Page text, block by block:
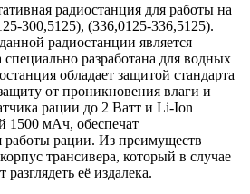
радиостанция для работы на
300,5125), (336,0125-336,5125).
радиостанции является
специально разработана для водных
обладает защитой стандарта
от проникновения влаги и
рации до 2 Ватт и Li-Ion
1500 мАч, обеспечат
работы рации. Из преимуществ
трансивера, который в случае
её издалека.